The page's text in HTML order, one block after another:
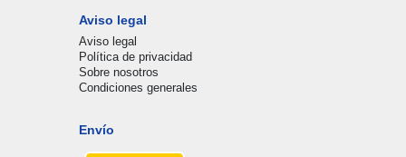
Aviso legal
Aviso legal
Política de privacidad
Sobre nosotros
Condiciones generales
Envío